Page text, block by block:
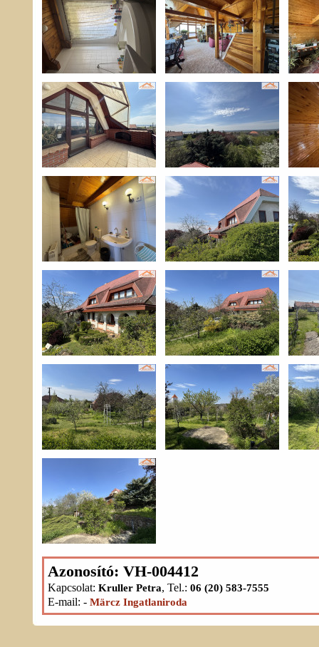
Azonosító: VH-004412
Kapcsolat: Kruller Petra, Tel.: 06 (20) 583-7555
E-mail: - Märcz Ingatlaniroda